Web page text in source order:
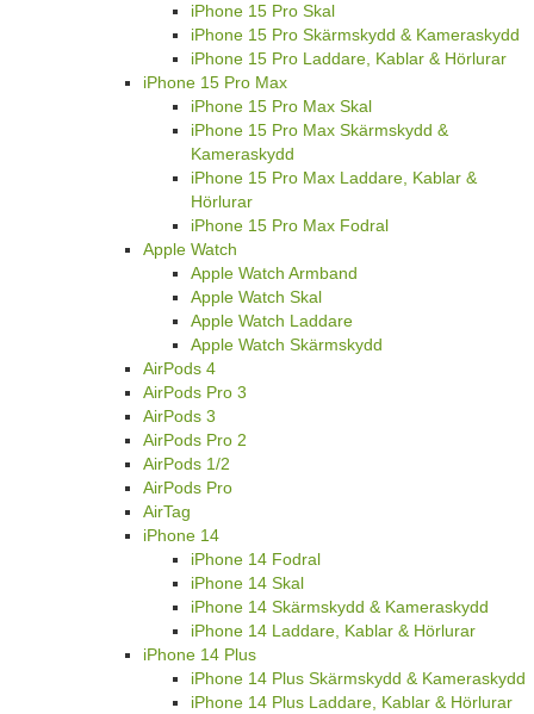
iPhone 15 Pro Skal
iPhone 15 Pro Skärmskydd & Kameraskydd
iPhone 15 Pro Laddare, Kablar & Hörlurar
iPhone 15 Pro Max
iPhone 15 Pro Max Skal
iPhone 15 Pro Max Skärmskydd &
Kameraskydd
iPhone 15 Pro Max Laddare, Kablar &
Hörlurar
iPhone 15 Pro Max Fodral
Apple Watch
Apple Watch Armband
Apple Watch Skal
Apple Watch Laddare
Apple Watch Skärmskydd
AirPods 4
AirPods Pro 3
AirPods 3
AirPods Pro 2
AirPods 1/2
AirPods Pro
AirTag
iPhone 14
iPhone 14 Fodral
iPhone 14 Skal
iPhone 14 Skärmskydd & Kameraskydd
iPhone 14 Laddare, Kablar & Hörlurar
iPhone 14 Plus
iPhone 14 Plus Skärmskydd & Kameraskydd
iPhone 14 Plus Laddare, Kablar & Hörlurar